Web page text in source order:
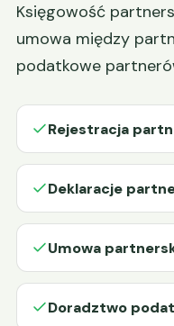
Księgowość
umowa między
podatkowe
Rejestracja
Deklaracje
Umowa
Doradztwo